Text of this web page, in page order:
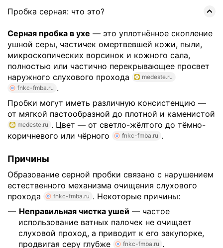
Пробка серная: что это?
Серная пробка в ухе — это уплотнённое скопление
ушной серы, частичек омертвевшей кожи, пыли,
микроскопических ворсинок и кожного сала,
полностью или частично перекрывающее просвет
наружного слухового прохода
medeste.ru
fnkc-fmba.ru .
Пробки могут иметь различную консистенцию —
от мягкой пастообразной до плотной и каменистой
medeste.ru . Цвет — от светло-жёлтого до тёмно-
коричневого или чёрного
fnkc-fmba.ru .
Причины
Образование серной пробки связано с нарушением
естественного механизма очищения слухового
прохода
fnkc-fmba.ru . Некоторые причины:
Неправильная чистка ушей — частое
использование ватных палочек не очищает
слуховой проход, а приводит к его закупорке,
продвигая серу глубже
fnkc-fmba.ru .